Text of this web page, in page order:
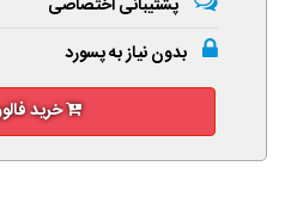
پشتیبانی اختصاصی
بدون نیاز به پسورد
خرید